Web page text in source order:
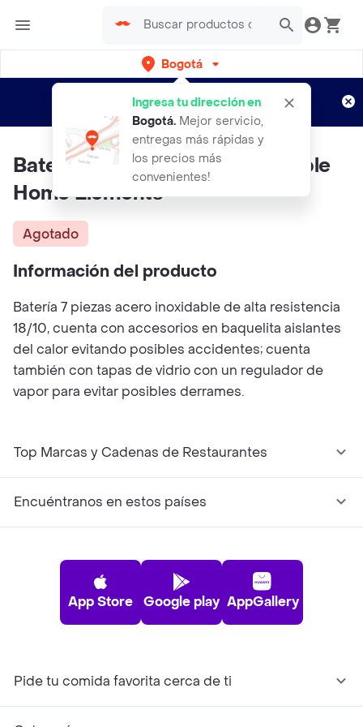
Bogotá
Ingresa tu dirección en
Bogotá. Mejor servicio,
entregas más rápidas y
los precios más
convenientes!
envíos gratis por semanas
Aplican TyC
Bateria 7 Piezas Acero Inoxidable
Home Elements
Agotado
Información del producto
Batería 7 piezas acero inoxidable de alta resistencia
18/10, cuenta con accesorios en baquelita aislantes
del calor evitando posibles accidentes; cuenta
también con tapas de vidrio con un regulador de
vapor para evitar posibles derrames.
Top Marcas y Cadenas de Restaurantes
Encuéntranos en estos países
App Store Google play AppGallery
Pide tu comida favorita cerca de ti